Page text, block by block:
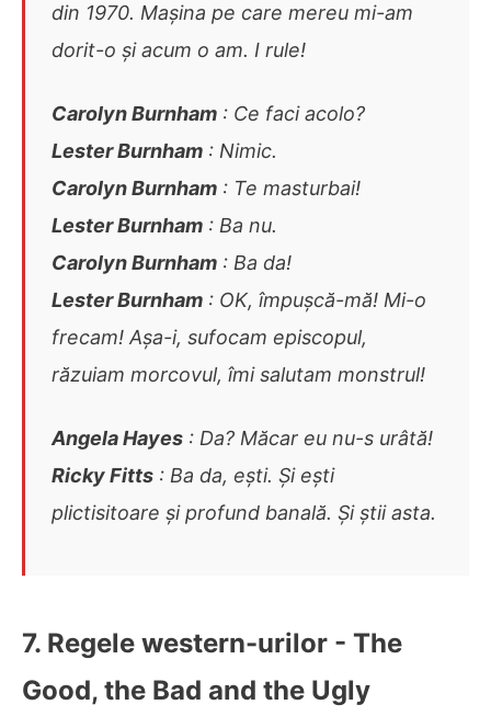
din 1970. Mașina pe care mereu mi-am
dorit-o și acum o am. I rule!
Carolyn Burnham : Ce faci acolo?
Lester Burnham : Nimic.
Carolyn Burnham : Te masturbai!
Lester Burnham : Ba nu.
Carolyn Burnham : Ba da!
Lester Burnham : OK, împușcă-mă! Mi-o
frecam! Așa-i, sufocam episcopul,
răzuiam morcovul, îmi salutam monstrul!
Angela Hayes : Da? Măcar eu nu-s urâtă!
Ricky Fitts : Ba da, ești. Și ești
plictisitoare și profund banală. Și știi asta.
7. Regele western-urilor - The
Good, the Bad and the Ugly